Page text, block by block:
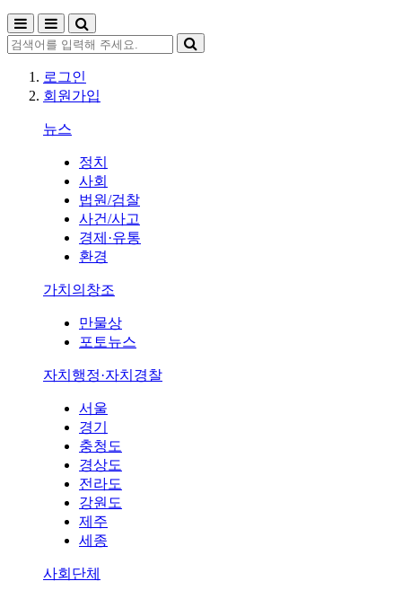
로그인
회원가입
뉴스
정치
사회
법원/검찰
사건/사고
경제·유통
환경
가치의창조
만물상
포토뉴스
자치행정·자치경찰
서울
경기
충청도
경상도
전라도
강원도
제주
세종
사회단체